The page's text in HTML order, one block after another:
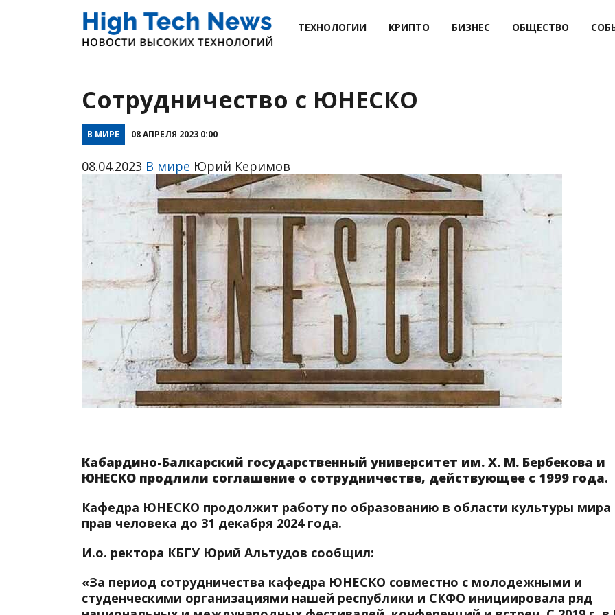
ТЕХНОЛОГИИ КРИПТО БИЗНЕС ОБЩЕСТВО
Cотрудничество с ЮНЕСКО
В МИРЕ 08 АПРЕЛЯ 2023 0:00
08.04.2023 В мире Юрий Керимов
Кабардино-Балкарский государственный университет им. Х. М. Бербекова и
ЮНЕСКО продлили соглашение о сотрудничестве, действующее с 1999 года.
Кафедра ЮНЕСКО продолжит работу по образованию в области культуры мира
прав человека до 31 декабря 2024 года.
И.о. ректора КБГУ Юрий Альтудов сообщил:
«За период сотрудничества кафедра ЮНЕСКО совместно с молодежными и
студенческими организациями нашей республики и СКФО инициировала ряд